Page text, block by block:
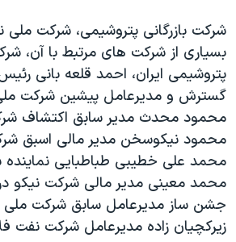
شرکت بازرگانی پتروشیمی، شرکت ملی
بسیاری از شرکت های مرتبط با آن،
پتروشیمی ایران، احمد قلعه بانی
گسترش و مدیرعامل پیشین شرکت ملی
محمود محدث مدیر سابق اکتشاف
محمود نیکوسخن مدیر مالی اسبق
محمد علی خطیبی طباطبایی نماینده
محمد معینی مدیر مالی شرکت نیکو
جشن ساز مدیرعامل سابق شرکت ملی
زیرکچیان زاده مدیرعامل شرکت نفت